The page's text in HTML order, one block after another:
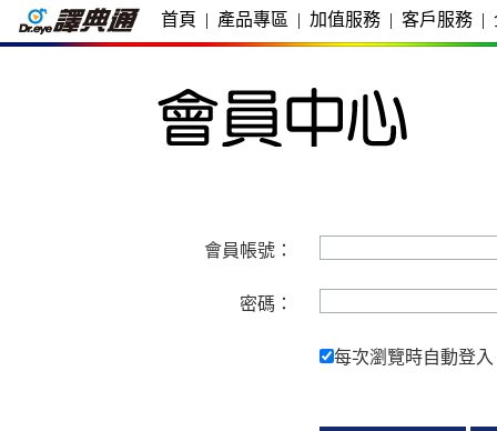
首頁 | 產品專區 | 加值服務 | 客戶服務 |
會員帳號：
密碼：
每次瀏覽時自動登入